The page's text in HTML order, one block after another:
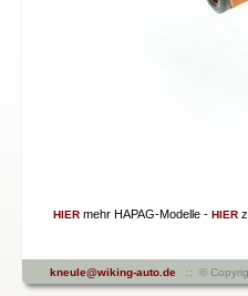
HIER mehr HAPAG-Modelle - HIER
kneule@wiking-auto.de :: ©